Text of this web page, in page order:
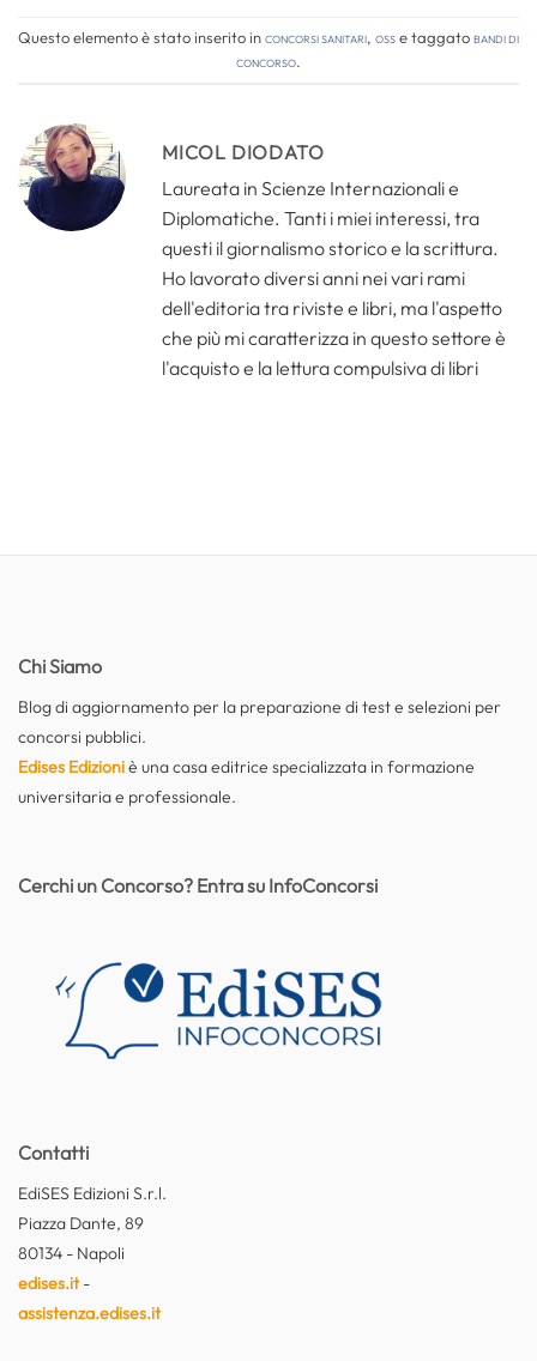
Questo elemento è stato inserito inConcorsi Sanitari, OSSe taggatobandi di
concorso.
MICOL DIODATO
Laureata in Scienze Internazionali e
Diplomatiche. Tanti i miei interessi, tra
questi il giornalismo storico e la scrittura.
Ho lavorato diversi anni nei vari rami
dell'editoria tra riviste e libri, ma l'aspetto
che più mi caratterizza in questo settore è
l'acquisto e la lettura compulsiva di libri
Chi Siamo
Blog di aggiornamento per la preparazione di test e selezioni per
concorsi pubblici.
Edises Edizioniè una casa editrice specializzata in formazione
universitaria e professionale.
Contatti
EdiSES Edizioni S.r.l.
Piazza Dante, 89
80134 - Napoli
edises.it-
assistenza.edises.it
Cerchi un Concorso? Entra su InfoConcorsi